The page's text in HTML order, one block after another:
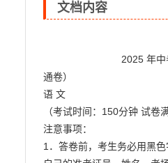
文档内容